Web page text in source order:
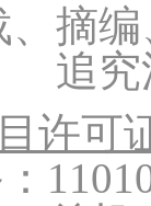
摘
追
许可